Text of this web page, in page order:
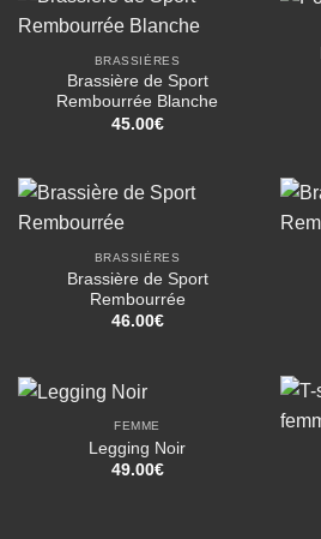
BRASSIÈRES
Brassière de Sport
Rembourrée Blanche
45.00€
BRASSIÈRES
Brassière de Sport
Rembourrée
46.00€
FEMME
Legging Noir
49.00€